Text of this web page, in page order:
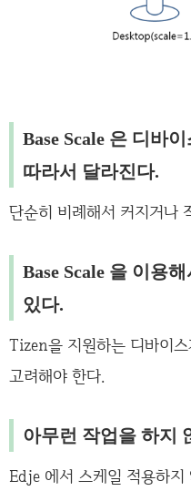
Base Scale 은 디바이
따라서 달라진다.
단순히 비례해서 커지거나
Base Scale 을 이용
있다.
Tizen을 지원하는 디바이
고려해야 한다.
아무런 작업을 하지
Edje 에서 스케일 적용하지